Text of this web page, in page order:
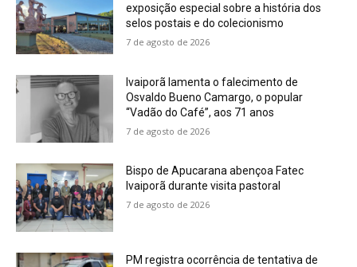
exposição especial sobre a história dos
selos postais e do colecionismo
7 de agosto de 2026
Ivaiporã lamenta o falecimento de
Osvaldo Bueno Camargo, o popular
“Vadão do Café”, aos 71 anos
7 de agosto de 2026
Bispo de Apucarana abençoa Fatec
Ivaiporã durante visita pastoral
7 de agosto de 2026
PM registra ocorrência de tentativa de